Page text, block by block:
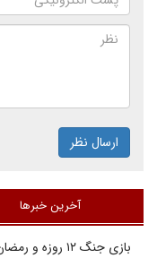
ارسال نظر
آخرین خبرها
بازی جنگ ۱۲ روزه و رمضان